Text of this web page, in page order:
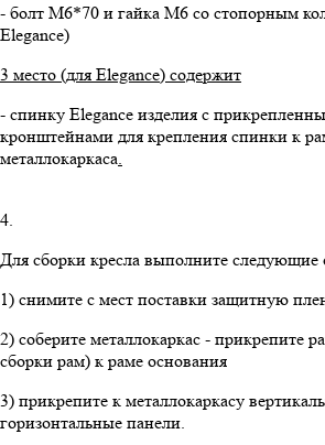
- болт М6*70 и гайка М6 со стопорным
Elegance)
3 место (для Elegance) содержит
- спинку Elegance изделия с
кронштейнами для крепления спинки к
металлокаркаса.
4.
Для сборки кресла выполните следующие
1) снимите с мест поставки защитную
2) соберите металлокаркас - прикрепите
сборки рам) к раме основания
3) прикрепите к металлокаркасу
горизонтальные панели.